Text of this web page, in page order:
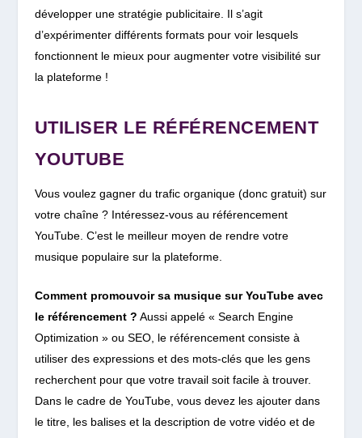
développer une stratégie publicitaire. Il s’agit
d’expérimenter différents formats pour voir lesquels
fonctionnent le mieux pour augmenter votre visibilité sur
la plateforme !
UTILISER LE RÉFÉRENCEMENT
YOUTUBE
Vous voulez gagner du trafic organique (donc gratuit) sur
votre chaîne ? Intéressez-vous au référencement
YouTube. C’est le meilleur moyen de rendre votre
musique populaire sur la plateforme.
Comment promouvoir sa musique sur YouTube avec
le référencement ? Aussi appelé « Search Engine
Optimization » ou SEO, le référencement consiste à
utiliser des expressions et des mots-clés que les gens
recherchent pour que votre travail soit facile à trouver.
Dans le cadre de YouTube, vous devez les ajouter dans
le titre, les balises et la description de votre vidéo et de